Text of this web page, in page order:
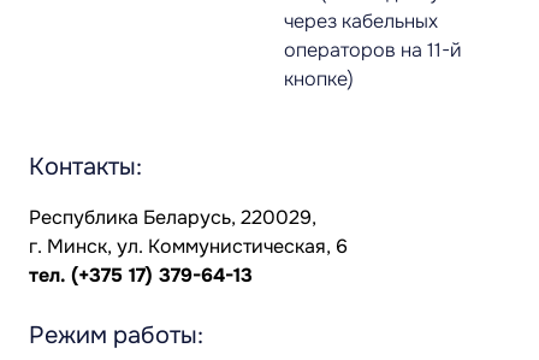
через кабельных
операторов на 11-й
кнопке)
Контакты:
Республика Беларусь, 220029,
г. Минск, ул. Коммунистическая, 6
тел. (+375 17) 379-64-13
Режим работы: